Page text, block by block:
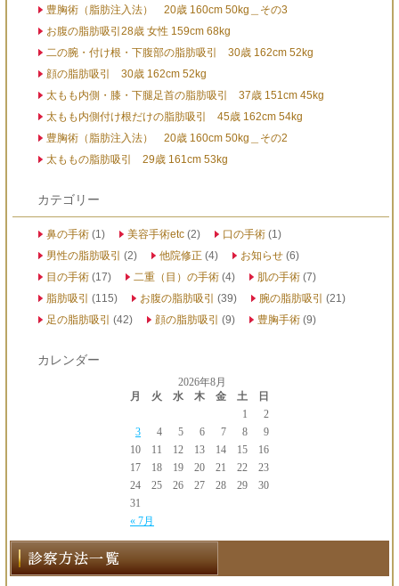
豊胸術（脂肪注入法） 20歳 160cm 50kg＿その3
お腹の脂肪吸引28歳 女性 159cm 68kg
二の腕・付け根・下腹部の脂肪吸引 30歳 162cm 52kg
顔の脂肪吸引 30歳 162cm 52kg
太もも内側・膝・下腿足首の脂肪吸引 37歳 151cm 45kg
太もも内側付け根だけの脂肪吸引 45歳 162cm 54kg
豊胸術（脂肪注入法） 20歳 160cm 50kg＿その2
太ももの脂肪吸引 29歳 161cm 53kg
カテゴリー
鼻の手術 (1) 美容手術etc (2) 口の手術 (1)
男性の脂肪吸引
(2) 他院修正 (4) お知らせ (6)
目の手術 (17) 二重（目）の手術 (4) 肌の手術 (7)
脂肪吸引
(115) お腹の脂肪吸引 (39) 腕の脂肪吸引
(21)
足の脂肪吸引
(42) 顔の脂肪吸引 (9) 豊胸手術 (9)
カレンダー
2026年8月
月
火 水 木 金 土 日
« 7月
1
2
3
4 5 6 7 8
9
10
11 12 13 14 15
16
17
18 19 20 21 22
23
24
25 26 27 28 29
30
31